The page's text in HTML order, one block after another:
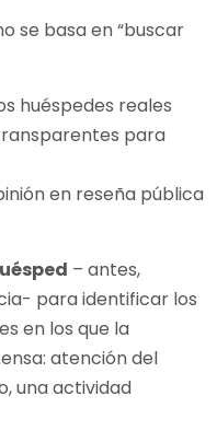
se basa en “buscar
huéspedes reales
para
en reseña pública
– antes,
para identificar los
en los que la
atención del
una actividad